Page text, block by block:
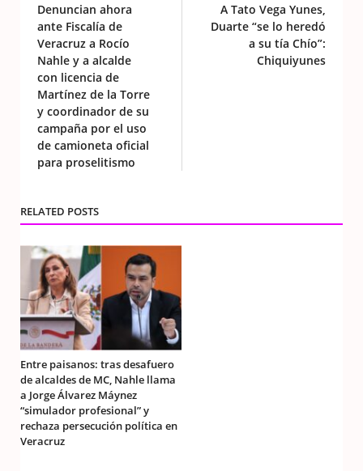
Denuncian ahora
ante Fiscalía de
Veracruz a Rocío
Nahle y a alcalde
con licencia de
Martínez de la Torre
y coordinador de su
campaña por el uso
de camioneta oficial
para proselitismo
A Tato Vega Yunes,
Duarte “se lo heredó
a su tía Chío”:
Chiquiyunes
RELATED POSTS
Entre paisanos: tras desafuero
de alcaldes de MC, Nahle llama
a Jorge Álvarez Máynez
“simulador profesional” y
rechaza persecución política en
Veracruz